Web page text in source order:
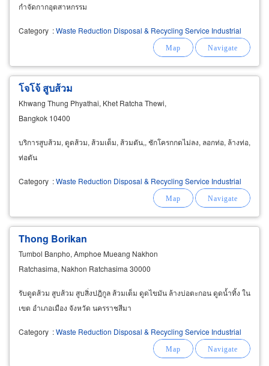
กำจัดกากอุตสาหกรรม
Category :Waste Reduction Disposal & Recycling Service Industrial
โจโจ้ สูบส้วม
Khwang Thung Phyathai, Khet Ratcha Thewi,
Bangkok 10400
บริการสูบส้วม, ดูดส้วม, ส้วมเต็ม, ส้วมตัน,, ชักโครกกดไม่ลง, ลอกท่อ, ล้างท่อ,
ท่อตัน
Category :Waste Reduction Disposal & Recycling Service Industrial
Thong Borikan
Tumbol Banpho, Amphoe Mueang Nakhon
Ratchasima, Nakhon Ratchasima 30000
รับดูดส้วม สูบส้วม สูบสิ่งปฎิกูล ส้วมเต็ม ดูดไขมัน ล้างบ่อตะกอน ดูดน้ำทิ้ง ใน
เขต อำเภอเมือง จังหวัด นครราชสีมา
Category :Waste Reduction Disposal & Recycling Service Industrial